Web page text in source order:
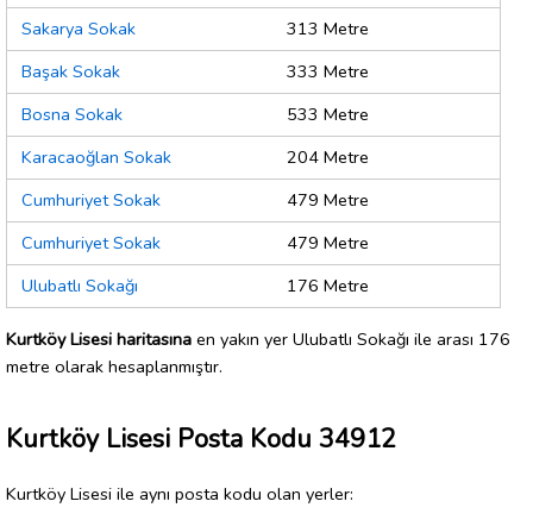
Sakarya Sokak
313 Metre
Başak Sokak
333 Metre
Bosna Sokak
533 Metre
Karacaoğlan Sokak
204 Metre
Cumhuriyet Sokak
479 Metre
Cumhuriyet Sokak
479 Metre
Ulubatlı Sokağı
176 Metre
Kurtköy Lisesi haritasına en yakın yer Ulubatlı Sokağı ile arası 176
metre olarak hesaplanmıştır.
Kurtköy Lisesi Posta Kodu 34912
Kurtköy Lisesi ile aynı posta kodu olan yerler: